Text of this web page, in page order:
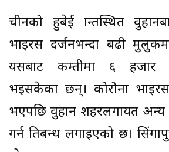
चीनको हुबेई प्रान्तस्थित
भाइरस दर्जनभन्दा बढी
यसबाट कम्तीमा ६ हजार
भइसकेका छन्। कोरोना
भएपछि वुहान शहरलगायत अन्य
गर्न प्रतिबन्ध लगाइएको छ।